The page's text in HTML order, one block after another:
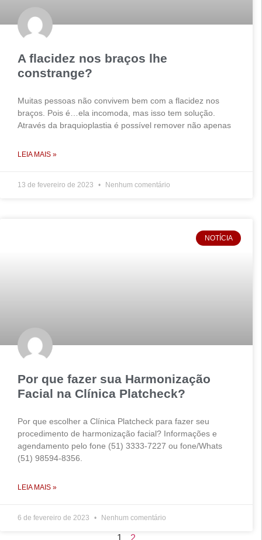
A flacidez nos braços lhe
constrange?
Muitas pessoas não convivem bem com a flacidez nos
braços. Pois é…ela incomoda, mas isso tem solução.
Através da braquioplastia é possível remover não apenas
LEIA MAIS »
13 de fevereiro de 2023 Nenhum comentário
NOTÍCIA
Por que fazer sua Harmonização
Facial na Clínica Platcheck?
Por que escolher a Clínica Platcheck para fazer seu
procedimento de harmonização facial? Informações e
agendamento pelo fone (51) 3333-7227 ou fone/Whats
(51) 98594-8356.
LEIA MAIS »
6 de fevereiro de 2023 Nenhum comentário
1 2